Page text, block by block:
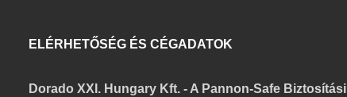
ELÉRHETŐSÉG ÉS CÉGADATOK
Dorado XXI. Hungary Kft. - A Pannon-Safe Biztosítási